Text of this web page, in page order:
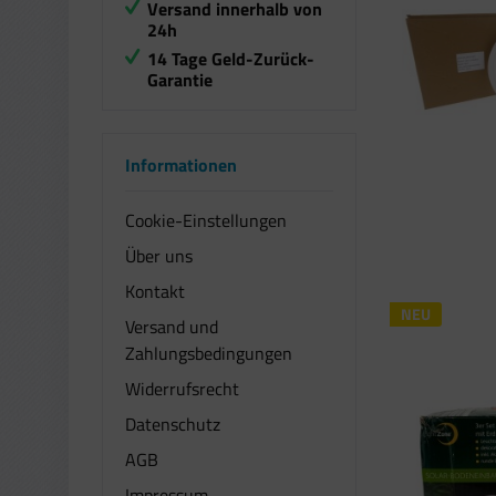
NICREW
NINETEC
OMERIL
Salcar
SOOTOP
Sunset
Versand innerhalb von
24h
14 Tage Geld-Zurück-
Garantie
Informationen
Cookie-Einstellungen
Über uns
Kontakt
Versand und
Zahlungsbedingungen
Widerrufsrecht
Datenschutz
AGB
NEU